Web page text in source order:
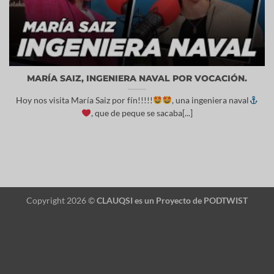
MARÍA SAIZ, INGENIERA NAVAL POR VOCACIÓN.
Hoy nos visita María Saiz por fín!!!!!
, una ingeniera naval
, que de peque se sacaba[...]
Copyright 2026 ©CLAUQSI es un Proyecto de PODTWIST